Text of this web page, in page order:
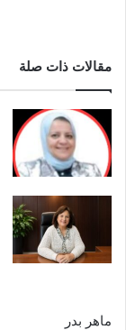
مقالات ذات صلة
ماهر بدر